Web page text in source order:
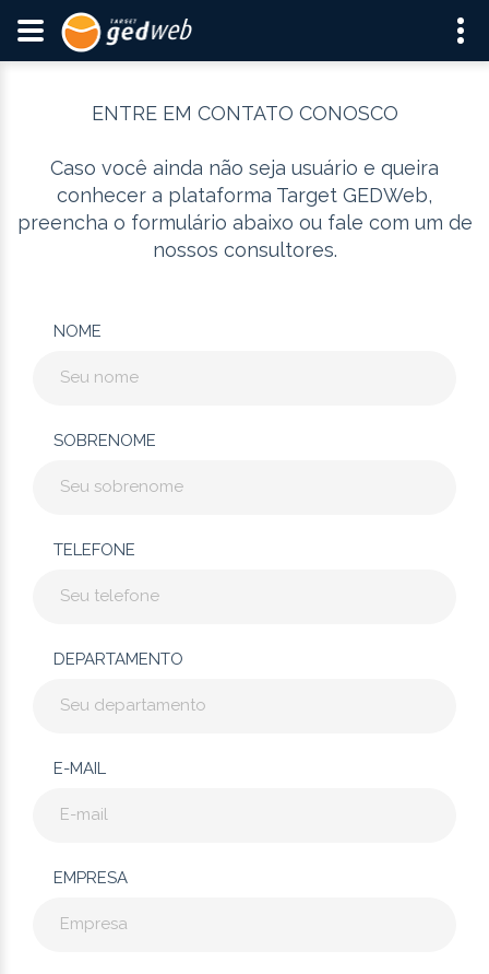
ENTRE EM CONTATO CONOSCO
Caso você ainda não seja usuário e queira
conhecer a plataforma Target GEDWeb,
preencha o formulário abaixo ou fale com um de
nossos consultores.
NOME
SOBRENOME
TELEFONE
DEPARTAMENTO
E-MAIL
EMPRESA